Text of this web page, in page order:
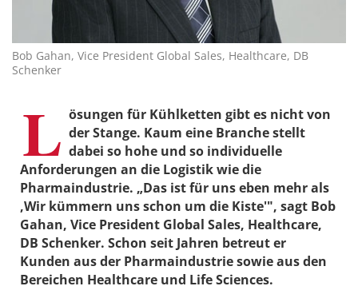
Bob Gahan, Vice President Global Sales, Healthcare, DB
Schenker
L ösungen für Kühlketten gibt es nicht von
der Stange. Kaum eine Branche stellt
dabei so hohe und so individuelle
Anforderungen an die Logistik wie die
Pharmaindustrie. „Das ist für uns eben mehr als
‚Wir kümmern uns schon um die Kiste'", sagt Bob
Gahan, Vice President Global Sales, Healthcare,
DB Schenker. Schon seit Jahren betreut er
Kunden aus der Pharmaindustrie sowie aus den
Bereichen Healthcare und Life Sciences.